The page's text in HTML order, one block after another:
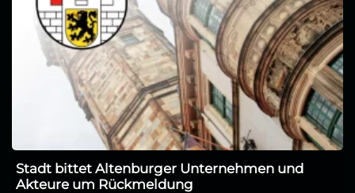
Stadt bittet Altenburger Unternehmen und
Akteure um Rückmeldung